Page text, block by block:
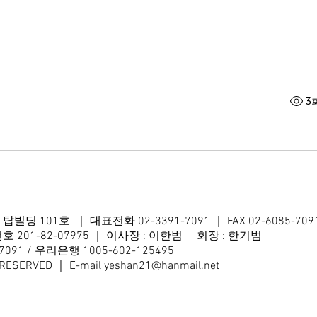
3
빌딩 101호
｜ 대표전화 02-3391-7091 ｜ FAX 02-6085-7091
호 201-82-07975 ｜ 이사장 : 이한범 회장 : 한기범
/ 우리은행 1005-602-125495
｜ E-mail yeshan21@hanmail.net